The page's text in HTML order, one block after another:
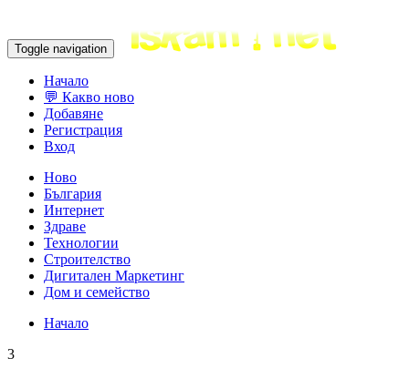
Toggle navigation
Начало
💬 Какво ново
Добавяне
Регистрация
Вход
Ново
България
Интернет
Здраве
Технологии
Строителство
Дигитален Маркетинг
Дом и семейство
Начало
3